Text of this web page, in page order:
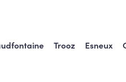
Trooz Esneux